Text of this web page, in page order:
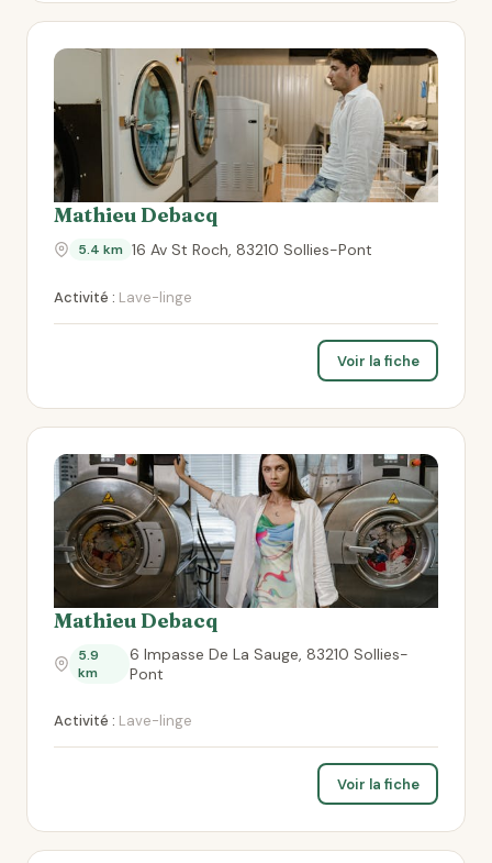
Mathieu Debacq
5.4 km 16 Av St Roch, 83210 Sollies-Pont
Activité : Lave-linge
Voir la fiche
Mathieu Debacq
5.9
km
6 Impasse De La Sauge, 83210 Sollies-
Pont
Activité : Lave-linge
Voir la fiche